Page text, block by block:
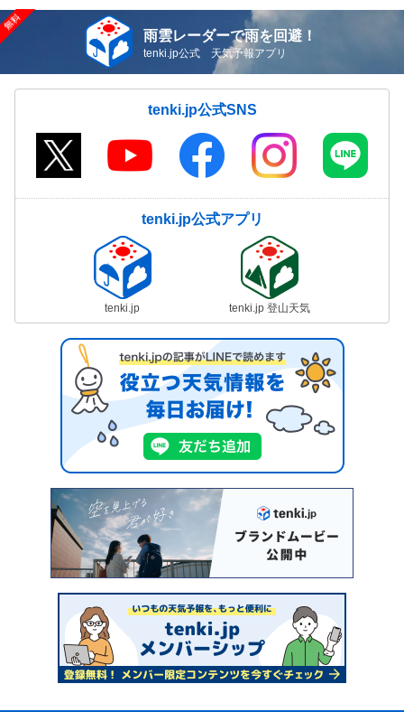
雨雲レーダーで雨を回避！
tenki.jp公式 天気予報アプリ
tenki.jp公式SNS
tenki.jp公式アプリ
tenki.jp tenki.jp 登山天気